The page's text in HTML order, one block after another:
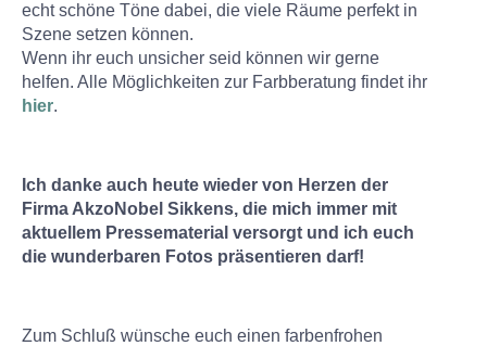
echt schöne Töne dabei, die viele Räume perfekt in
Szene setzen können.
Wenn ihr euch unsicher seid können wir gerne
helfen. Alle Möglichkeiten zur Farbberatung findet ihr
hier.
Ich danke auch heute wieder von Herzen der
Firma AkzoNobel Sikkens, die mich immer mit
aktuellem Pressematerial versorgt und ich euch
die wunderbaren Fotos präsentieren darf!
Zum Schluß wünsche euch einen farbenfrohen